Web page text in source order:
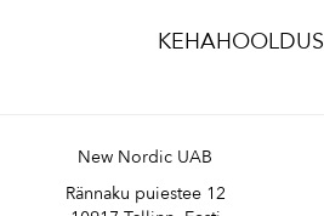
KEHAHOOLDUS
New Nordic UAB
Rännaku puiestee 12